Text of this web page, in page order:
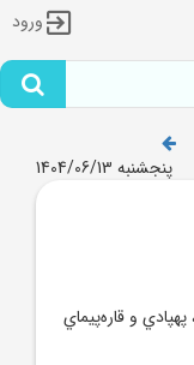
ورود
پنجشنبه 1404/06/13